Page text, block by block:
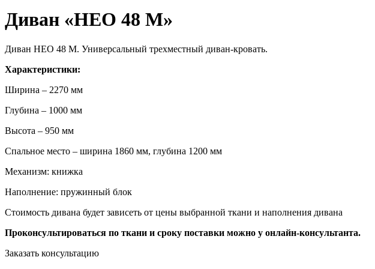
Диван «НЕО 48 М»
Диван НЕО 48 М. Универсальный трехместный диван-кровать.
Характеристики:
Ширина – 2270 мм
Глубина – 1000 мм
Высота – 950 мм
Спальное место – ширина 1860 мм, глубина 1200 мм
Механизм: книжка
Наполнение: пружинный блок
Стоимость дивана будет зависеть от цены выбранной ткани и наполнения дивана
Проконсультироваться по ткани и сроку поставки можно у онлайн-консультанта.
Заказать консультацию